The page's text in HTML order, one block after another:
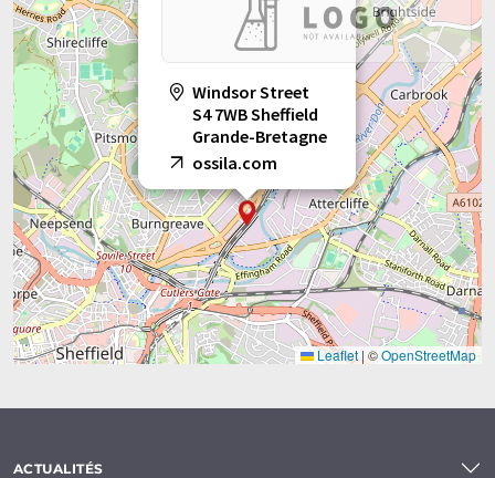
Windsor Street
S4 7WB Sheffield
Grande-Bretagne
ossila.com
Leaflet |©OpenStreetMap
ACTUALITÉS